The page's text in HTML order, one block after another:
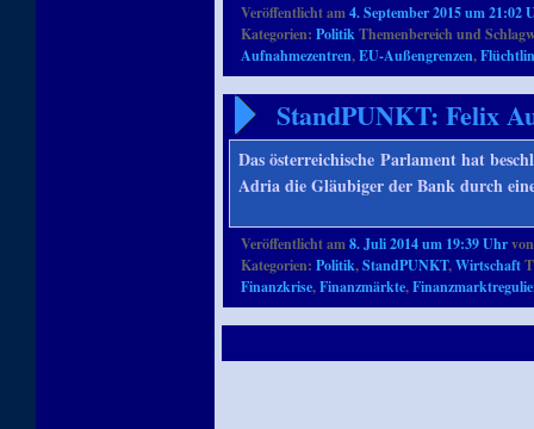
Veröffentlicht am4. September 2015 um 21:02
Kategorien:PolitikThemenbereich und
Aufnahmezentren,EU-Außengrenzen,
StandPUNKT: Felix
Das österreichische Parlament hat
Adria die Gläubiger der Bank durch
Veröffentlicht am8. Juli 2014 um 19:39 Uhr
Kategorien:Politik,StandPUNKT,Wirtschaft
Finanzkrise,Finanzmärkte,